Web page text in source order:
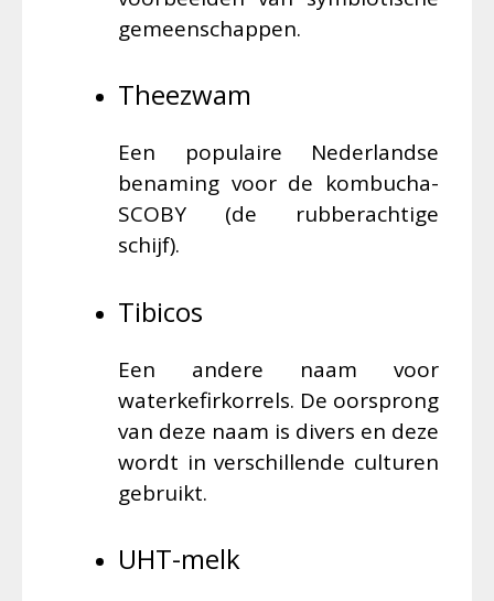
gemeenschappen.
Theezwam
Een populaire Nederlandse
benaming voor de kombucha-
SCOBY (de rubberachtige
schijf).
Tibicos
Een andere naam voor
waterkefirkorrels. De oorsprong
van deze naam is divers en deze
wordt in verschillende culturen
gebruikt.
UHT-melk